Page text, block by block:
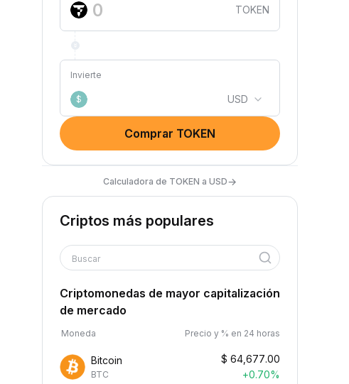
TOKEN
Invierte
$ USD
Comprar TOKEN
Calculadora de TOKEN a USD→
Criptos más populares
Buscar
Criptomonedas de mayor capitalización
de mercado
Moneda Precio y % en 24 horas
Bitcoin
BTC
$ 64,677.00
+0.70%